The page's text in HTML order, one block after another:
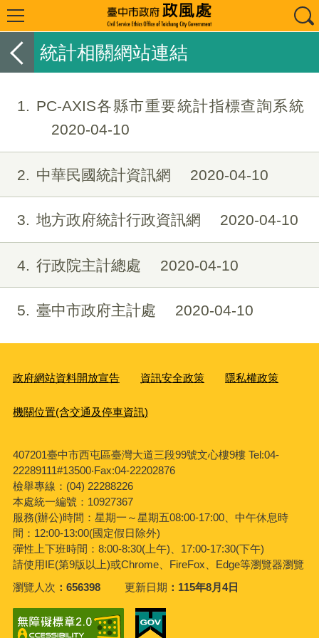
統計相關網站連結
1
PC-AXIS各縣市重要統計指標查詢系統
2020-04-10
2 中華民國統計資訊網 2020-04-10
3 地方政府統計行政資訊網 2020-04-10
4 行政院主計總處 2020-04-10
5 臺中市政府主計處 2020-04-10
政府網站資料開放宣告 資訊安全政策 隱私權政策
機關位置(含交通及停車資訊)
407201臺中市西屯區臺灣大道三段99號文心樓9樓 Tel:04-
22289111#13500‧Fax:04-22202876
檢舉專線：(04) 22288226
本處統一編號：10927367
服務(辦公)時間：星期一～星期五08:00-17:00、中午休息時
間：12:00-13:00(國定假日除外)
彈性上下班時間：8:00-8:30(上午)、17:00-17:30(下午)
請使用IE(第9版以上)或Chrome、FireFox、Edge等瀏覽器瀏覽
瀏覽人次
656398 更新日期 115年8月4日